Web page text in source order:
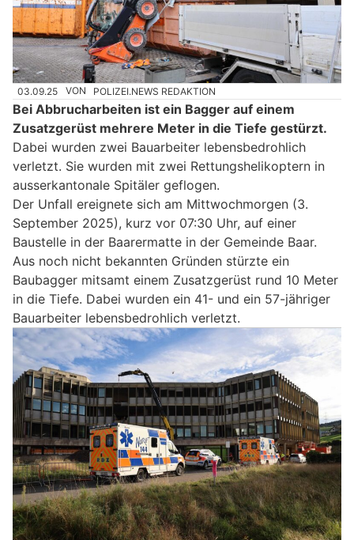
03.09.25 VON POLIZEI.NEWS REDAKTION
Bei Abbrucharbeiten ist ein Bagger auf einem
Zusatzgerüst mehrere Meter in die Tiefe gestürzt.
Dabei wurden zwei Bauarbeiter lebensbedrohlich
verletzt. Sie wurden mit zwei Rettungshelikoptern in
ausserkantonale Spitäler geflogen.
Der Unfall ereignete sich am Mittwochmorgen (3.
September 2025), kurz vor 07:30 Uhr, auf einer
Baustelle in der Baarermatte in der Gemeinde Baar.
Aus noch nicht bekannten Gründen stürzte ein
Baubagger mitsamt einem Zusatzgerüst rund 10 Meter
in die Tiefe. Dabei wurden ein 41- und ein 57-jähriger
Bauarbeiter lebensbedrohlich verletzt.